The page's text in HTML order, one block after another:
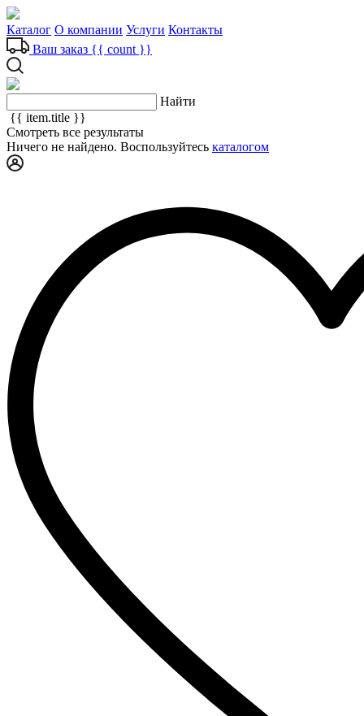
Каталог О компании Услуги Контакты
Ваш заказ {{ count }}
Найти
{{ item.title }}
Смотреть все результаты
Ничего не найдено. Воспользуйтесь каталогом